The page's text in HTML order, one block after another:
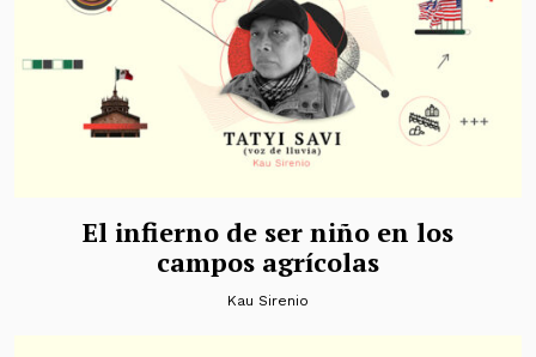
El infierno de ser niño en los
campos agrícolas
Kau Sirenio